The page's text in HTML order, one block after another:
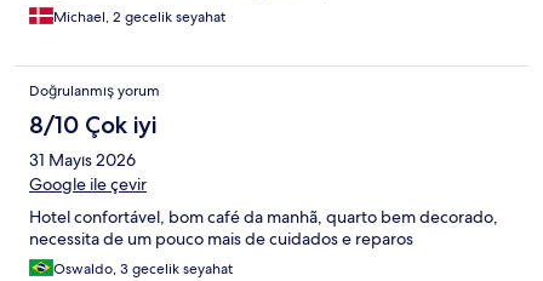
Michael, 2 gecelik seyahat
Doğrulanmış yorum
8/10 Çok iyi
31 Mayıs 2026
Google ile çevir
Hotel confortável, bom café da manhã, quarto bem decorado,
necessita de um pouco mais de cuidados e reparos
Oswaldo, 3 gecelik seyahat